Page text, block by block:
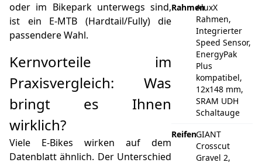
oder im Bikepark unterwegs sind,
ist ein E‑MTB (Hardtail/Fully) die
passendere Wahl.
Kernvorteile im
Praxisvergleich: Was
bringt es Ihnen
wirklich?
Viele E‑Bikes wirken auf dem
Datenblatt ähnlich. Der Unterschied
RahmenAluxX
Rahmen,
Integrierter
Speed Sensor,
EnergyPak
Plus
kompatibel,
12x148 mm,
SRAM UDH
Schaltauge
ReifenGIANT
Crosscut
Gravel 2,